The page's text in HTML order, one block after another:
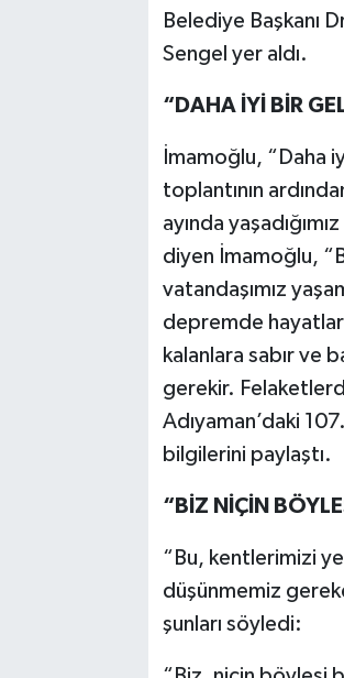
Belediye Başkanı
Sengel yer aldı.
“DAHA İYİ BİR
İmamoğlu, “Daha
toplantının
ayında
diyen İmamoğlu,
vatandaşımız
depremde
kalanlara sabır ve
gerekir.
Adıyaman’daki
bilgilerini paylaştı.
“BİZ NİÇİN
“Bu, kentlerimizi
düşünmemiz
şunları söyledi: